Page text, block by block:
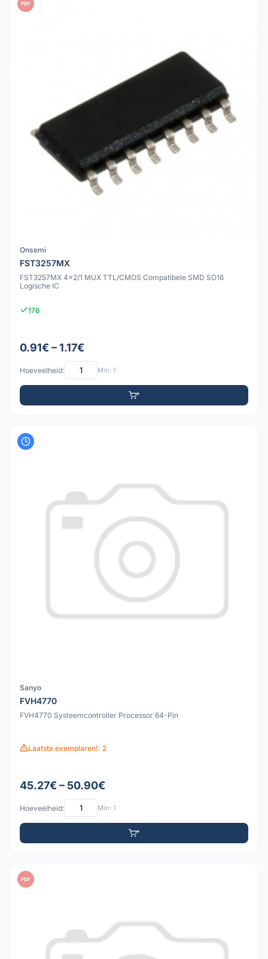
PDF
Onsemi
FST3257MX
FST3257MX 4x2/1 MUX TTL/CMOS Compatibele SMD SO16
Logische IC
176
0.91€ – 1.17€
Hoeveelheid: Min: 1
Sanyo
FVH4770
FVH4770 Systeemcontroller Processor 64-Pin
Laatste exemplaren!: 2
45.27€ – 50.90€
Hoeveelheid: Min: 1
PDF